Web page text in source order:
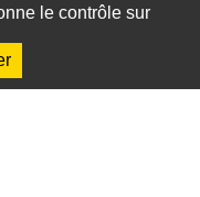
le contrôle sur